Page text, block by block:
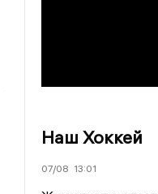
Наш Хоккей
07/08 13:01